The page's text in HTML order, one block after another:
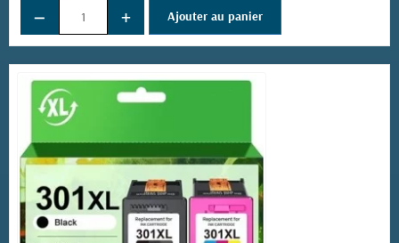
− + Ajouter au panier